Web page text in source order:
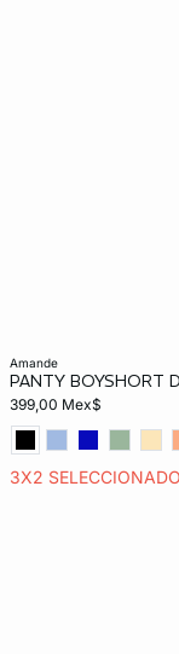
amande
PANTY BOYSHORT
399,00 Mex$
3X2